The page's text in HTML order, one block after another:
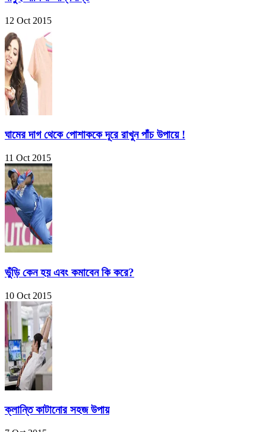
12 Oct 2015
ঘামের দাগ থেকে পোশাককে দূরে রাখুন পাঁচ উপায়ে !
11 Oct 2015
ভুঁড়ি কেন হয় এবং কমাবেন কি করে?
10 Oct 2015
ক্লান্তি কাটানোর সহজ উপায়